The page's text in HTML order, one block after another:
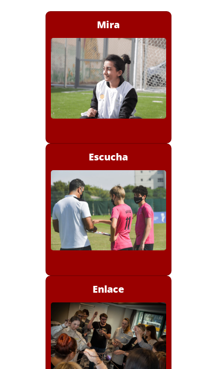
Mira
Busca y mitiga los peligros
evidentes.
Escucha
Ayudar a los jugadores
jóvenes a calmarse (regular
las emociones).
Escucha bien sus
necesidades y
preocupaciones.
Enlace